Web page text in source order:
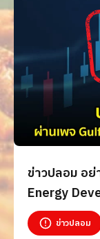
ข่าวปลอม อ
Energy
ข่าวปลอม